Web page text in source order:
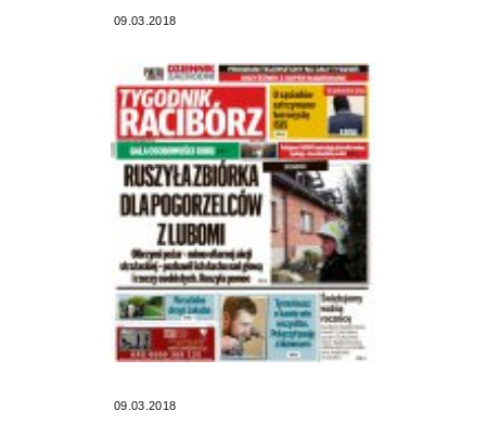
09.03.2018
09.03.2018